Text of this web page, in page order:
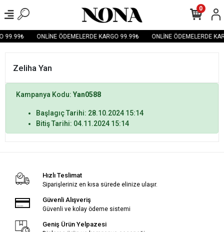
99.99₺ ONLİNE ÖDEMELERDE KARGO 99.99₺ ONLİNE ÖDEMELERDE
0
Zeliha Yan
Kampanya Kodu: Yan0588
Başlagıç Tarihi: 28.10.2024 15:14
Bitiş Tarihi: 04.11.2024 15:14
Hızlı Teslimat
Siparişleriniz en kısa sürede elinize ulaşır.
Güvenli Alışveriş
Güvenli ve kolay ödeme sistemi
Geniş Ürün Yelpazesi